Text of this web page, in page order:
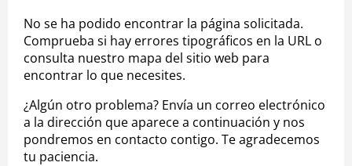
No se ha podido encontrar la página solicitada.
Comprueba si hay errores tipográficos en la URL o
consulta nuestro mapa del sitio web para
encontrar lo que necesites.
¿Algún otro problema? Envía un correo electrónico
a la dirección que aparece a continuación y nos
pondremos en contacto contigo. Te agradecemos
tu paciencia.